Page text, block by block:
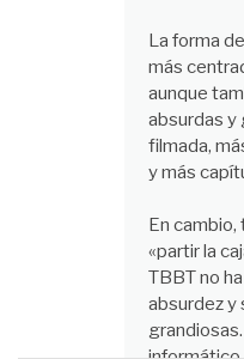
La forma
más
aunque
absurdas y
filmada,
y más
En
«partir la
TBBT no
absurdez y